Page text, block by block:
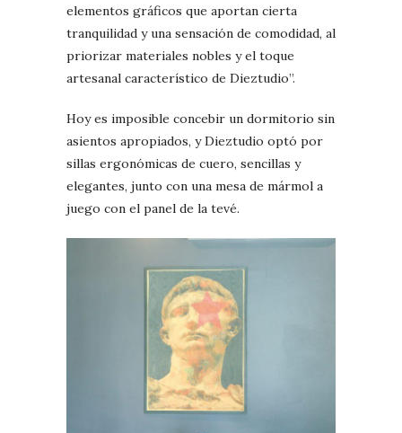
elementos gráficos que aportan cierta
tranquilidad y una sensación de comodidad, al
priorizar materiales nobles y el toque
artesanal característico de Dieztudio”.
Hoy es imposible concebir un dormitorio sin
asientos apropiados, y Dieztudio optó por
sillas ergonómicas de cuero, sencillas y
elegantes, junto con una mesa de mármol a
juego con el panel de la tevé.